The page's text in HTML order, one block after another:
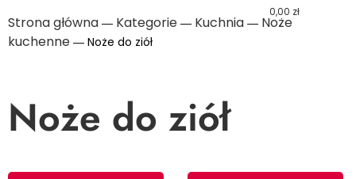
0,00 zł
Strona główna ― Kategorie ― Kuchnia ― Noże
kuchenne ― Noże do ziół
Noże do ziół